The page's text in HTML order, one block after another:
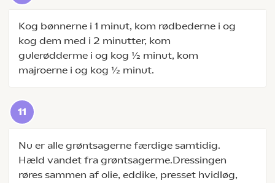
Kog bønnerne i 1 minut, kom rødbederne i og
kog dem med i 2 minutter, kom
gulerødderme i og kog ½ minut, kom
majroerne i og kog ½ minut.
Nu er alle grøntsagerne færdige samtidig.
Hæld vandet fra grøntsagerme.Dressingen
røres sammen af olie, eddike, presset hvidløg,